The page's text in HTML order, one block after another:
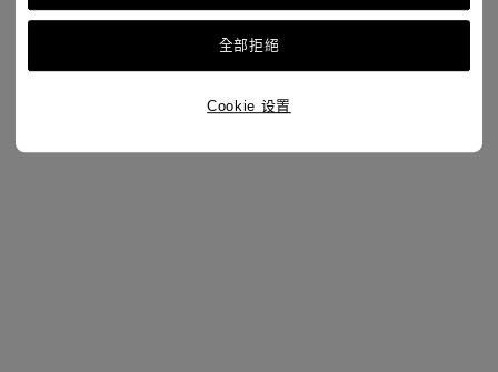
Cookie 设置
全部拒絕